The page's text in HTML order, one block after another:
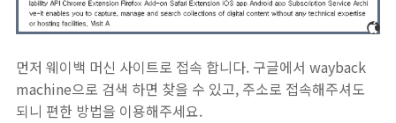
먼저 웨이백 머신 사이트로 접속 합니다. 구글에서 wayback
machine으로 검색 하면 찾을 수 있고, 주소로 접속해주셔도
되니 편한 방법을 이용해주세요.